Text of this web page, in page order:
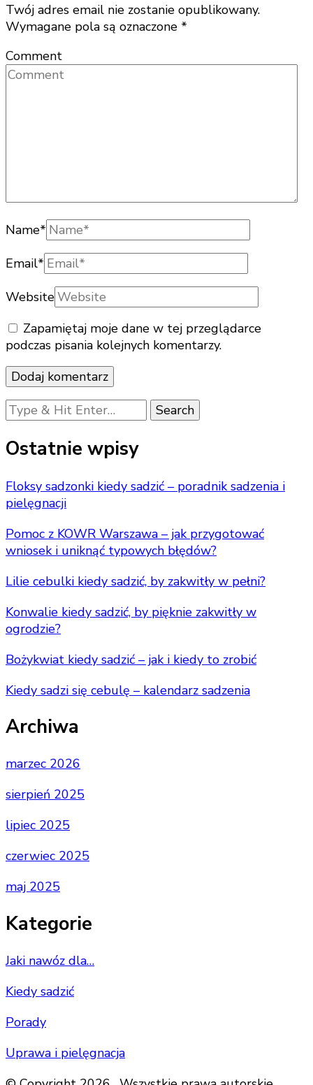
Twój adres email nie zostanie opublikowany.
Wymagane pola są oznaczone *
Comment
Name*
Email*
Website
Zapamiętaj moje dane w tej przeglądarce
podczas pisania kolejnych komentarzy.
Looking
for
Something?
Ostatnie wpisy
Floksy sadzonki kiedy sadzić – poradnik sadzenia i
pielęgnacji
Pomoc z KOWR Warszawa – jak przygotować
wniosek i uniknąć typowych błędów?
Lilie cebulki kiedy sadzić, by zakwitły w pełni?
Konwalie kiedy sadzić, by pięknie zakwitły w
ogrodzie?
Bożykwiat kiedy sadzić – jak i kiedy to zrobić
Kiedy sadzi się cebulę – kalendarz sadzenia
Archiwa
marzec 2026
sierpień 2025
lipiec 2025
czerwiec 2025
maj 2025
Kategorie
Jaki nawóz dla…
Kiedy sadzić
Porady
Uprawa i pielęgnacja